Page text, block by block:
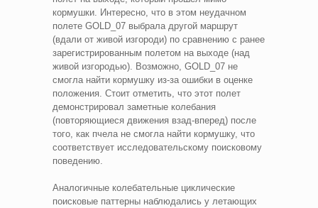
кормушки. Интересно, что в этом неудачном
полете GOLD_07 выбрала другой маршрут
(вдали от живой изгороди) по сравнению с ранее
зарегистрированным полетом на выходе (над
живой изгородью). Возможно, GOLD_07 не
смогла найти кормушку из-за ошибки в оценке
положения. Стоит отметить, что этот полет
демонстрировал заметные колебания
(повторяющиеся движения взад-вперед) после
того, как пчела не смогла найти кормушку, что
соответствует исследовательскому поисковому
поведению.
Аналогичные колебательные циклические
поисковые паттерны наблюдались у летающих